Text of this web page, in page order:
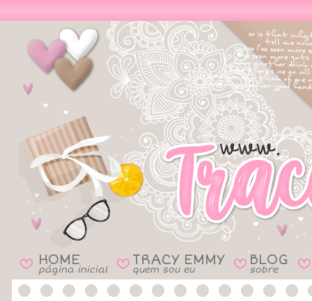
B HOME
página inicial B TRACY EMMY
quem sou eu B BLOG
sobre B